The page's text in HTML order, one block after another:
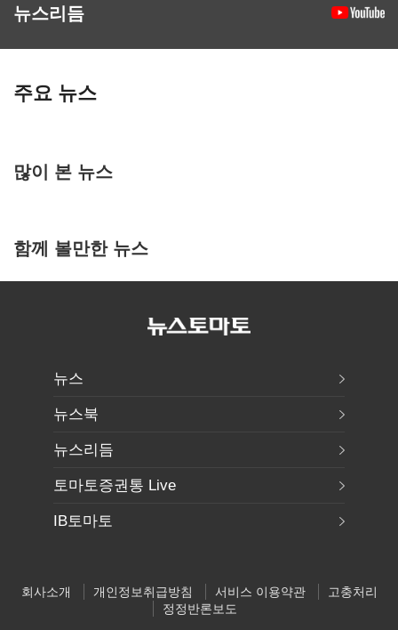
뉴스리듬
주요 뉴스
많이 본 뉴스
함께 볼만한 뉴스
뉴스
뉴스북
뉴스리듬
토마토증권통 Live
IB토마토
회사소개 개인정보취급방침 서비스 이용약관
고충처리
정정반론보도